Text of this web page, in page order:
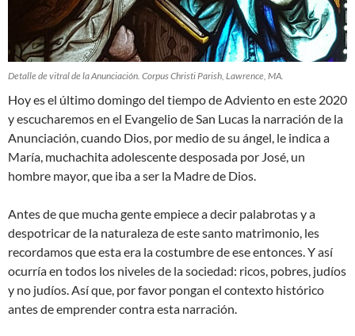
Detalle de vitral de la Anunciación. Corpus Christi Parish, Lawrence, MA.
Hoy es el último domingo del tiempo de Adviento en este 2020
y escucharemos en el Evangelio de San Lucas la narración de la
Anunciación, cuando Dios, por medio de su ángel, le indica a
María, muchachita adolescente desposada por José, un
hombre mayor, que iba a ser la Madre de Dios.
Antes de que mucha gente empiece a decir palabrotas y a
despotricar de la naturaleza de este santo matrimonio, les
recordamos que esta era la costumbre de ese entonces. Y así
ocurría en todos los niveles de la sociedad: ricos, pobres, judíos
y no judíos. Así que, por favor pongan el contexto histórico
antes de emprender contra esta narración.